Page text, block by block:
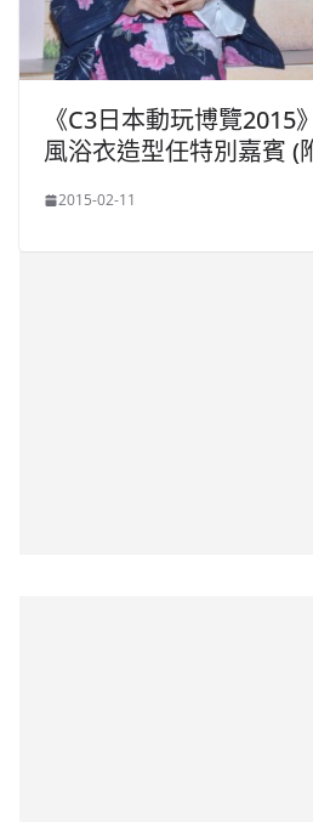
《C3日本動玩博覽2015
風浴衣造型任特別嘉賓 (
2015-02-11